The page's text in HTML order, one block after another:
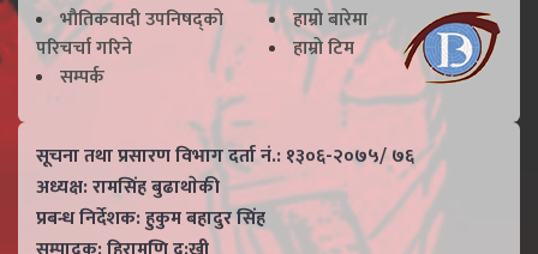
भाैतिकवादी उपनिषद्काे
परिचर्चा गरिने
हाम्राे बारेमा
हाम्राे टिम
सम्पर्क
सूचना तथा प्रसारण विभाग दर्ता नं.: १३०६-२०७५/ ७६
अध्यक्ष: रामसिंह बुढाथाेकी
प्रबन्ध निर्देशक: हुकुम बहादुर सिंह